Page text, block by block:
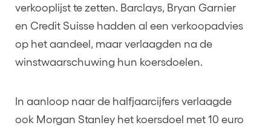
verkooplijst te zetten. Barclays, Bryan Garnier
en Credit Suisse hadden al een verkoopadvies
op het aandeel, maar verlaagden na de
winstwaarschuwing hun koersdoelen.
In aanloop naar de halfjaarcijfers verlaagde
ook Morgan Stanley het koersdoel met 10 euro